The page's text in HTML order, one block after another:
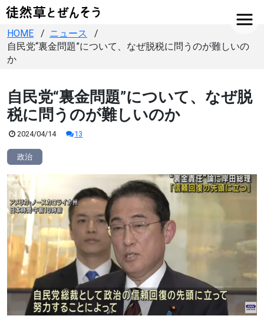
HOME
ニュース
自民党“裏金問題”について、なぜ脱税に問うのが難しいの
か
自民党“裏金問題”について、なぜ脱
税に問うのが難しいのか
公
：
2024/04/14
コ 13
政治